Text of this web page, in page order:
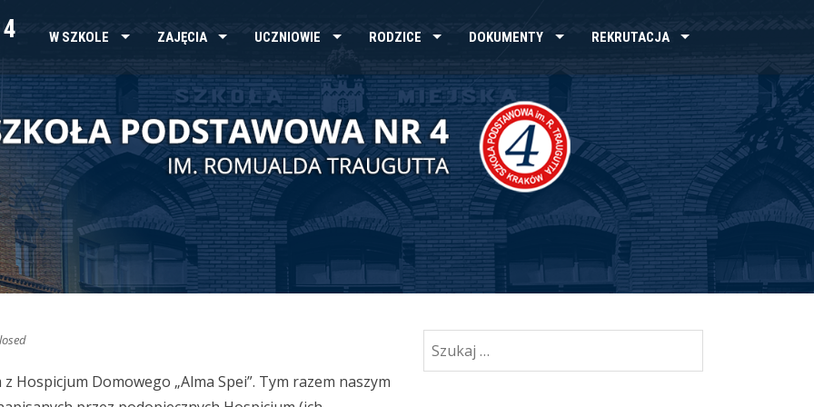
W SZKOLE ZAJĘCIA UCZNIOWIE RODZICE DOKUMENTY REKRUTACJA
Hospicjum Domowego „Alma Spei”. Tym razem naszym
Szukaj: